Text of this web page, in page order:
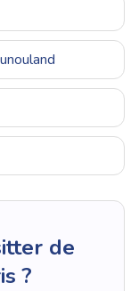
de
?